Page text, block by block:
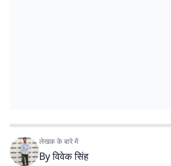
लेखक के बारे में
Byविवेक सिंह